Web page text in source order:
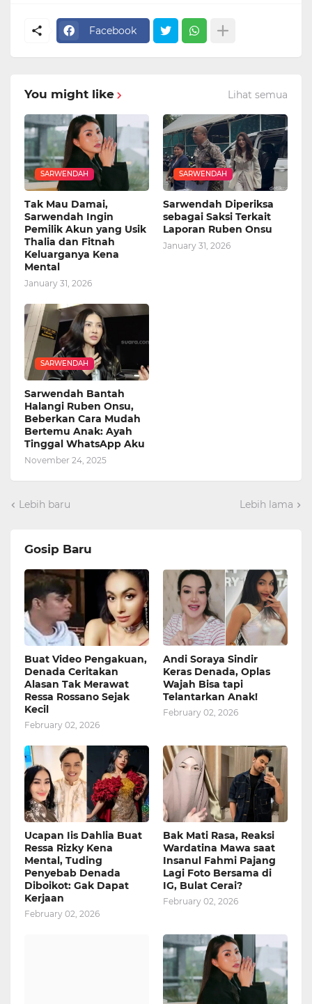
Facebook
You might like Lihat semua
SARWENDAH
Tak Mau Damai,
Sarwendah Ingin
Pemilik Akun yang Usik
Thalia dan Fitnah
Keluarganya Kena
Mental
January 31, 2026
SARWENDAH
Sarwendah Diperiksa
sebagai Saksi Terkait
Laporan Ruben Onsu
January 31, 2026
SARWENDAH
Sarwendah Bantah
Halangi Ruben Onsu,
Beberkan Cara Mudah
Bertemu Anak: Ayah
Tinggal WhatsApp Aku
November 24, 2025
Lebih baru Lebih lama
Gosip Baru
Buat Video Pengakuan,
Denada Ceritakan
Alasan Tak Merawat
Ressa Rossano Sejak
Kecil
February 02, 2026
Andi Soraya Sindir
Keras Denada, Oplas
Wajah Bisa tapi
Telantarkan Anak!
February 02, 2026
Ucapan Iis Dahlia Buat
Ressa Rizky Kena
Mental, Tuding
Penyebab Denada
Diboikot: Gak Dapat
Kerjaan
February 02, 2026
Bak Mati Rasa, Reaksi
Wardatina Mawa saat
Insanul Fahmi Pajang
Lagi Foto Bersama di
IG, Bulat Cerai?
February 02, 2026